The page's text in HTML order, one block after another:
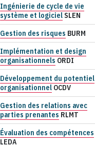
Ingénierie de cycle de vie
système et logiciel SLEN
Gestion des risques BURM
Implémentation et design
organisationnels ORDI
Développement du potentiel
organisationnel OCDV
Gestion des relations avec
parties prenantes RLMT
Évaluation des compétences
LEDA